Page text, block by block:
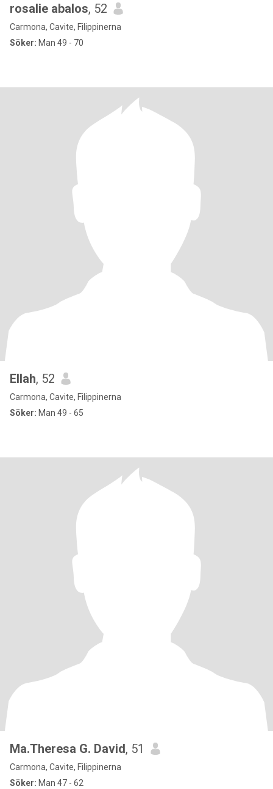
rosalie abalos, 52
Carmona, Cavite, Filippinerna
Söker: Man 49 - 70
Ellah, 52
Carmona, Cavite, Filippinerna
Söker: Man 49 - 65
Ma.Theresa G. David, 51
Carmona, Cavite, Filippinerna
Söker: Man 47 - 62